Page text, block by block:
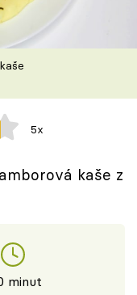
5x
kaše z
minut